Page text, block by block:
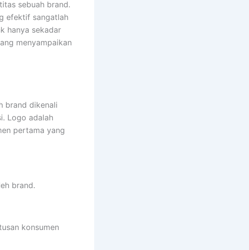
sebuah brand.
efektif sangatlah
hanya sekadar
menyampaikan
brand dikenali
Logo adalah
pertama yang
brand.
konsumen